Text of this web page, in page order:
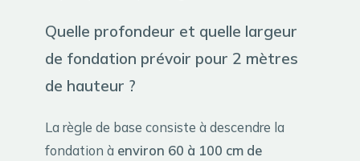
Quelle profondeur et quelle largeur
de fondation prévoir pour 2 mètres
de hauteur ?
La règle de base consiste à descendre la
fondation à environ 60 à 100 cm de